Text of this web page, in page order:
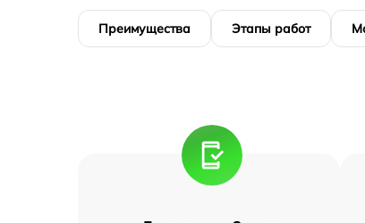
Преимущества Этапы работ